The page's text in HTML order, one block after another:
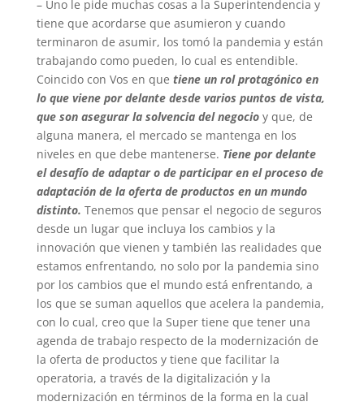
– Uno le pide muchas cosas a la Superintendencia y
tiene que acordarse que asumieron y cuando
terminaron de asumir, los tomó la pandemia y están
trabajando como pueden, lo cual es entendible.
Coincido con Vos en que tiene un rol protagónico en
lo que viene por delante desde varios puntos de vista,
que son asegurar la solvencia del negocioy que, de
alguna manera, el mercado se mantenga en los
niveles en que debe mantenerse. Tiene por delante
el desafío de adaptar o de participar en el proceso de
adaptación de la oferta de productos en un mundo
distinto. Tenemos que pensar el negocio de seguros
desde un lugar que incluya los cambios y la
innovación que vienen y también las realidades que
estamos enfrentando, no solo por la pandemia sino
por los cambios que el mundo está enfrentando, a
los que se suman aquellos que acelera la pandemia,
con lo cual, creo que la Super tiene que tener una
agenda de trabajo respecto de la modernización de
la oferta de productos y tiene que facilitar la
operatoria, a través de la digitalización y la
modernización en términos de la forma en la cual